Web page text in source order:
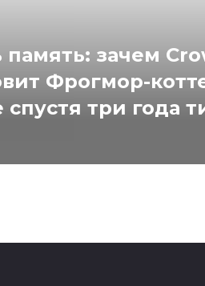
память: зачем
Фрогмор-
спустя три года